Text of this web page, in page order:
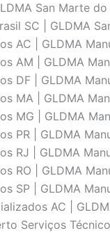
San Marte
SC | GLDMA
AC | GLDMA
AM | GLDMA
DF | GLDMA
MA | GLDMA
MG | GLDMA
PR | GLDMA
RJ | GLDMA
RO | GLDMA
SP | GLDMA
AC |
Serviços